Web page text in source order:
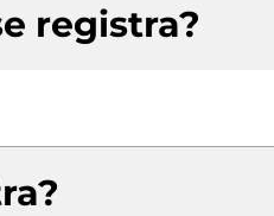
registra?